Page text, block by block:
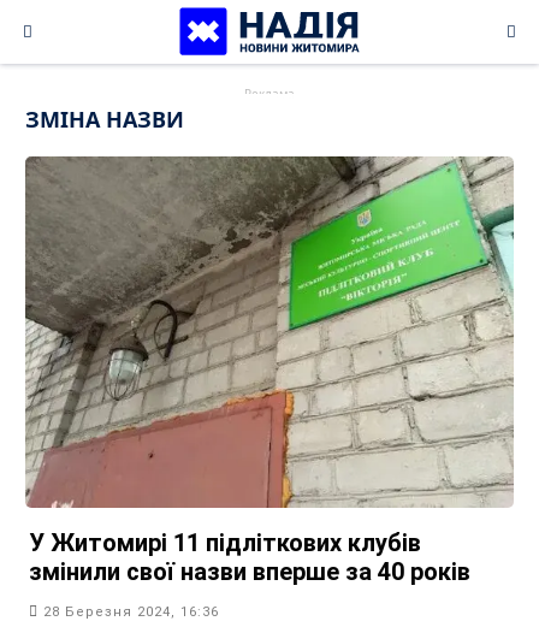
content
ЗМІНА НАЗВИ
У Житомирі 11 підліткових клубів
змінили свої назви вперше за 40 років
28 Березня 2024, 16:36